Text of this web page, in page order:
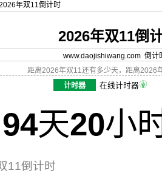
年双11倒计时
2026年双11倒
www.daojishiwang.com 倒计
距离2026年双11还有多少天，距离2026
计时器
在线计时器
94天20小
11倒计时